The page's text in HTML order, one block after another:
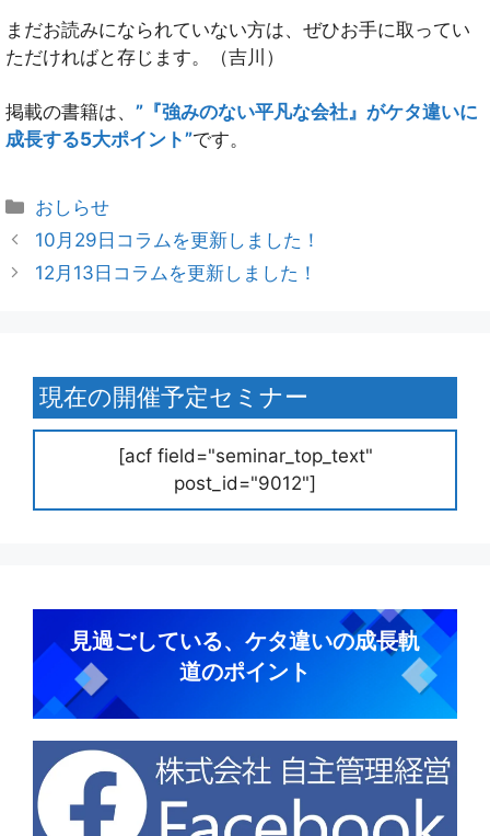
まだお読みになられていない方は、ぜひお手に取ってい
ただければと存じます。（吉川）
掲載の書籍は、 ”『強みのない平凡な会社』がケタ違いに
成長する5大ポイント”です。
おしらせ
10月29日コラムを更新しました！
12月13日コラムを更新しました！
現在の開催予定セミナー
[acf field="seminar_top_text"
post_id="9012"]
見過ごしている、ケタ違いの成長軌
道のポイント